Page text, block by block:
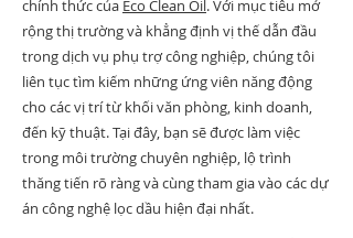
chính thức của Eco Clean Oil. Với mục tiêu mở
rộng thị trường và khẳng định vị thế dẫn đầu
trong dịch vụ phụ trợ công nghiệp, chúng tôi
liên tục tìm kiếm những ứng viên năng động
cho các vị trí từ khối văn phòng, kinh doanh,
đến kỹ thuật. Tại đây, bạn sẽ được làm việc
trong môi trường chuyên nghiệp, lộ trình
thăng tiến rõ ràng và cùng tham gia vào các dự
án công nghệ lọc dầu hiện đại nhất.